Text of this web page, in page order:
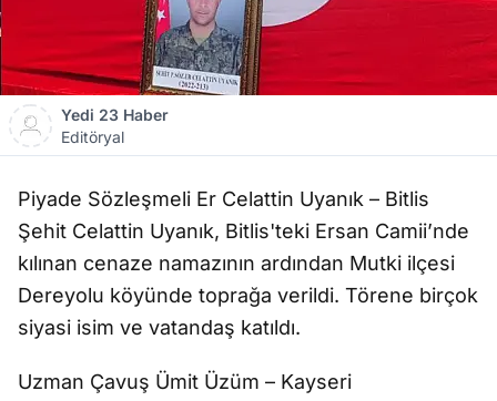
Yedi 23 Haber
Editöryal
Piyade Sözleşmeli Er Celattin Uyanık – Bitlis
Şehit Celattin Uyanık, Bitlis'teki Ersan Camii’nde
kılınan cenaze namazının ardından Mutki ilçesi
Dereyolu köyünde toprağa verildi. Törene birçok
siyasi isim ve vatandaş katıldı.
Uzman Çavuş Ümit Üzüm – Kayseri